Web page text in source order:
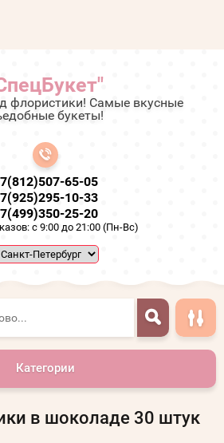
флористики! Самые вкусные
букеты!
65-05
10-33
25-20
с 9:00 до 21:00 (Пн-Вс)
Категории
в шоколаде 30 штук